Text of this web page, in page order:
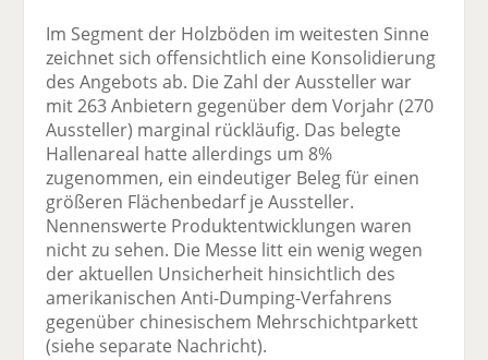
Im Segment der Holzböden im weitesten Sinne
zeichnet sich offensichtlich eine Konsolidierung
des Angebots ab. Die Zahl der Aussteller war
mit 263 Anbietern gegenüber dem Vorjahr (270
Aussteller) marginal rückläufig. Das belegte
Hallenareal hatte allerdings um 8%
zugenommen, ein eindeutiger Beleg für einen
größeren Flächenbedarf je Aussteller.
Nennenswerte Produktentwicklungen waren
nicht zu sehen. Die Messe litt ein wenig wegen
der aktuellen Unsicherheit hinsichtlich des
amerikanischen Anti-Dumping-Verfahrens
gegenüber chinesischem Mehrschichtparkett
(siehe separate Nachricht).